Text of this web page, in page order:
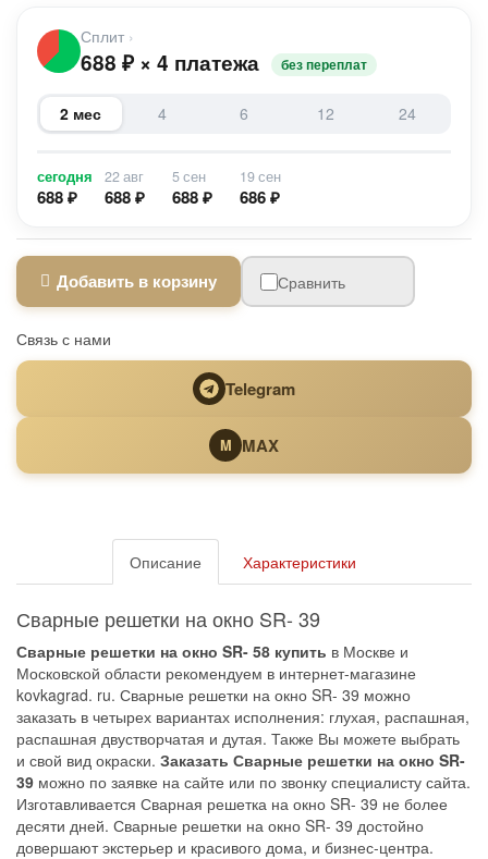
Сплит ›
688 ₽ × 4 платежа без переплат
2 мес 4 6 12 24
сегодня
688 ₽
22 авг
688 ₽
5 сен
688 ₽
19 сен
686 ₽
Добавить в корзину Сравнить
Связь с нами
Telegram
M MAX
Описание Характеристики
Сварные решетки на окно SR- 39
Сварные решетки на окно SR- 58 купить в Москве и
Московской области рекомендуем в интернет-магазине
kovkagrad. ru. Сварные решетки на окно SR- 39 можно
заказать в четырех вариантах исполнения: глухая, распашная,
распашная двустворчатая и дутая. Также Вы можете выбрать
и свой вид окраски. Заказать Сварные решетки на окно SR-
39 можно по заявке на сайте или по звонку специалисту сайта.
Изготавливается Сварная решетка на окно SR- 39 не более
десяти дней. Сварные решетки на окно SR- 39 достойно
довершают экстерьер и красивого дома, и бизнес-центра.